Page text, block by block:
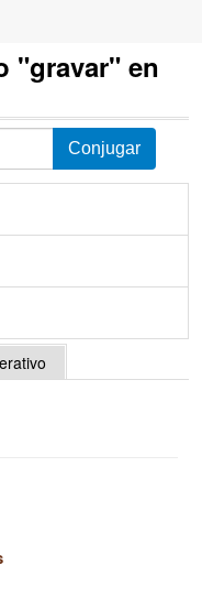
"gravar" en